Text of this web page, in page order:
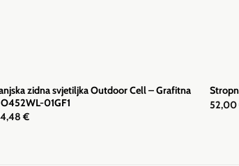
zidna svjetiljka Outdoor Cell – Grafitna
01GF1
€
52,00